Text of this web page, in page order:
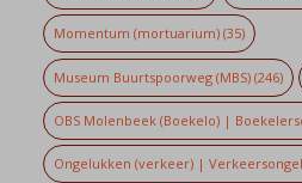
Momentum (mortuarium)(35)
Museum Buurtspoorweg (MBS)(246)
OBS Molenbeek (Boekelo) |
Ongelukken (verkeer) |